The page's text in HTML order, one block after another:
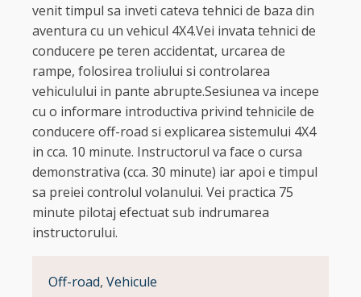
venit timpul sa inveti cateva tehnici de baza din
aventura cu un vehicul 4X4.Vei invata tehnici de
conducere pe teren accidentat, urcarea de
rampe, folosirea troliului si controlarea
vehiculului in pante abrupte.Sesiunea va incepe
cu o informare introductiva privind tehnicile de
conducere off-road si explicarea sistemului 4X4
in cca. 10 minute. Instructorul va face o cursa
demonstrativa (cca. 30 minute) iar apoi e timpul
sa preiei controlul volanului. Vei practica 75
minute pilotaj efectuat sub indrumarea
instructorului.
Off-road, Vehicule